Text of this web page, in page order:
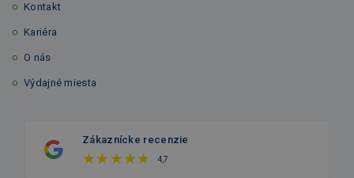
Kontakt
Kariéra
O nás
Výdajné miesta
Zákaznícke recenzie
4,7